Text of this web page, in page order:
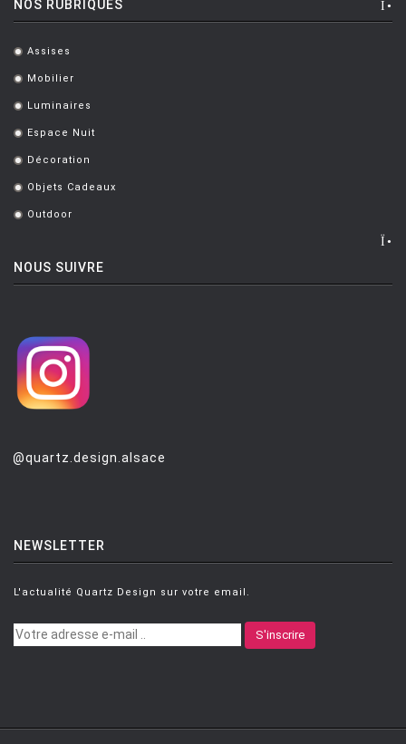
NOS RUBRIQUES
. Assises
. Mobilier
. Luminaires
. Espace Nuit
. Décoration
. Objets Cadeaux
. Outdoor
NOUS SUIVRE
@quartz.design.alsace
NEWSLETTER
L'actualité Quartz Design sur votre email.
S'inscrire